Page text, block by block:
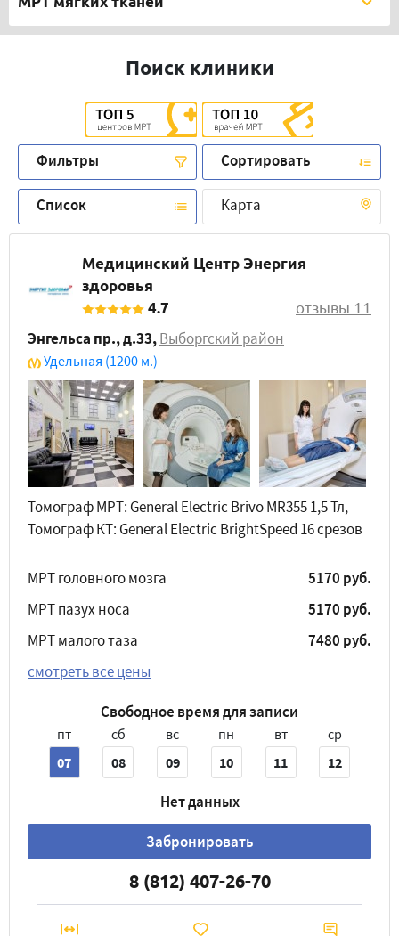
Поиск клиники
Фильтры
Список
Сортировать
Карта
Медицинский Центр Энергия
здоровья
4.7
отзывы 11
Энгельса пр., д.33,Выборгский район
Удельная (1200 м.)
Томограф МРТ: General Electric Brivo MR355 1,5 Тл,
Томограф КТ: General Electric BrightSpeed 16 срезов
МРТ головного мозга
5170 руб.
МРТ пазух носа
5170 руб.
МРТ малого таза
7480 руб.
смотреть все цены
Свободное время для записи
пт
07
сб
08
вс
09
пн
10
вт
11
ср
12
Нет данных
Забронировать
8 (812) 407-26-70